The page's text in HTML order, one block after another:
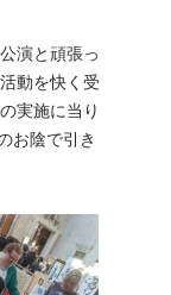
演と頑張っ
動を快く受
実施に当り
お陰で引き